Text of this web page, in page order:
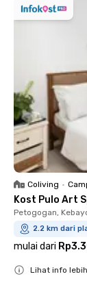
Coliving •
Kost Pulo Art
Petogogan,
2.2 km dari
mulai dari
Lihat info